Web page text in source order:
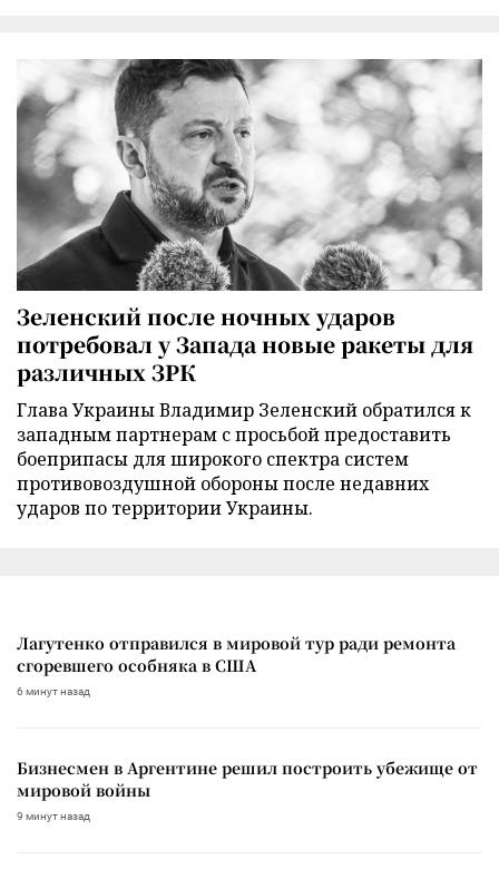
Зеленский после ночных ударов
потребовал у Запада новые ракеты для
различных ЗРК
Глава Украины Владимир Зеленский обратился к
западным партнерам с просьбой предоставить
боеприпасы для широкого спектра систем
противовоздушной обороны после недавних
ударов по территории Украины.
Лагутенко отправился в мировой тур ради ремонта
сгоревшего особняка в США
6 минут назад
Бизнесмен в Аргентине решил построить убежище от
мировой войны
9 минут назад